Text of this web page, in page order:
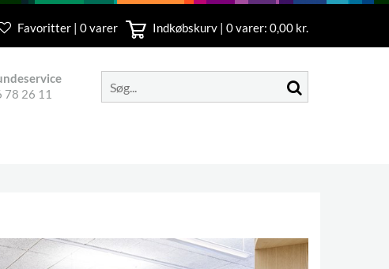
Favoritter | 0 varer Indkøbskurv | 0varer: 0,00 kr.
78 26 11